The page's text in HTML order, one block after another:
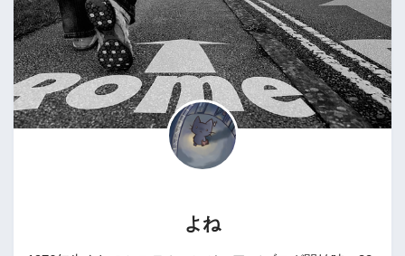
よね